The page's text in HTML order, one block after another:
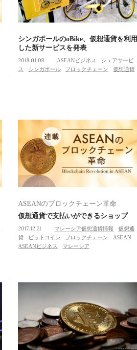
シンガポールのoBike、仮想通貨を利用
した新サービスを発表
2018.01.08 ASEANビジネス
シェアサービ
ス
シンガポール ブロックチェーン 仮想通貨
ASEANのブロックチェーン革命
仮想通貨で支払いができるショップ
2017.12.21 マレーシア仮想通貨情報
仮想通
貨
ビットコイン ブロックチェーン
ASEAN
ASEANビジネス
マレーシア